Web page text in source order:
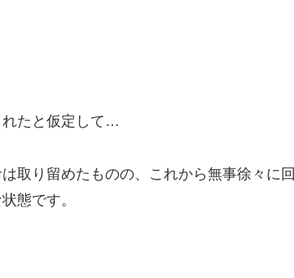
れたと仮定して…
取り留めたものの、これから無事徐々に回
態です。